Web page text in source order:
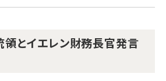
領とイエレン財務長官発言